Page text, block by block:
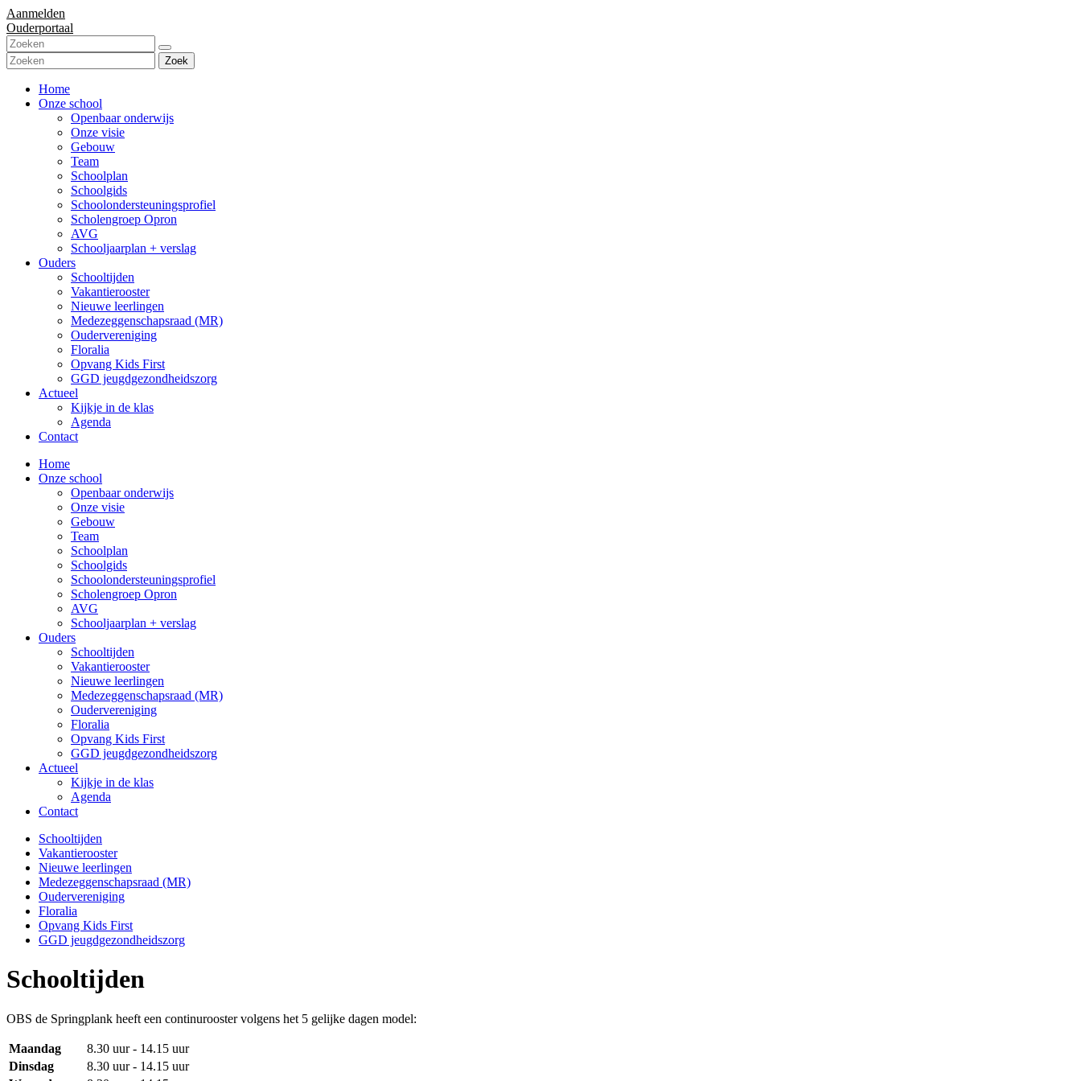
Aanmelden
Ouderportaal
Zoek
Home
Onze school
Openbaar onderwijs
Onze visie
Gebouw
Team
Schoolplan
Schoolgids
Schoolondersteuningsprofiel
Scholengroep Opron
AVG
Schooljaarplan + verslag
Ouders
Schooltijden
Vakantierooster
Nieuwe leerlingen
Medezeggenschapsraad (MR)
Oudervereniging
Floralia
Opvang Kids First
GGD jeugdgezondheidszorg
Actueel
Kijkje in de klas
Agenda
Contact
Home
Onze school
Openbaar onderwijs
Onze visie
Gebouw
Team
Schoolplan
Schoolgids
Schoolondersteuningsprofiel
Scholengroep Opron
AVG
Schooljaarplan + verslag
Ouders
Schooltijden
Vakantierooster
Nieuwe leerlingen
Medezeggenschapsraad (MR)
Oudervereniging
Floralia
Opvang Kids First
GGD jeugdgezondheidszorg
Actueel
Kijkje in de klas
Agenda
Contact
Schooltijden
Vakantierooster
Nieuwe leerlingen
Medezeggenschapsraad (MR)
Oudervereniging
Floralia
Opvang Kids First
GGD jeugdgezondheidszorg
Schooltijden
OBS de Springplank heeft een continurooster volgens het 5 gelijke dagen model:
Maandag
8.30 uur - 14.15 uur
Dinsdag
8.30 uur - 14.15 uur